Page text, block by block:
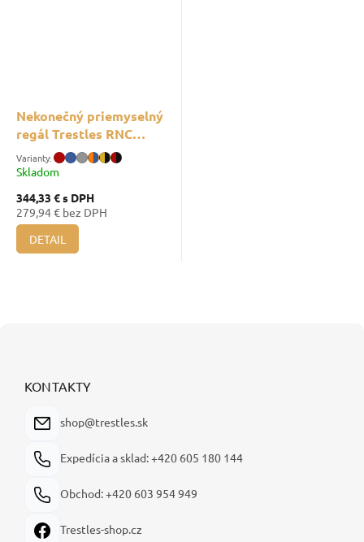
Nekonečný priemyselný
regál Trestles RNC
1400x1600x600, nosnosť
1600 kg, 2 police
Skladom
344,33 €s DPH
279,94 € bez DPH
DETAIL
KONTAKTY
shop@trestles.sk
Expedícia a sklad: +420 605 180 144
Obchod: +420 603 954 949
Trestles-shop.cz